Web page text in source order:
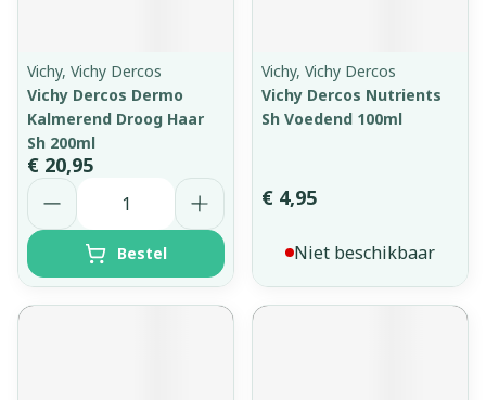
Vichy, Vichy Dercos
Vichy Dercos Dermo
Kalmerend Droog Haar
Sh 200ml
€ 20,95
Aantal
Bestel
Vichy, Vichy Dercos
Vichy Dercos Nutrients
Sh Voedend 100ml
€ 4,95
Niet beschikbaar